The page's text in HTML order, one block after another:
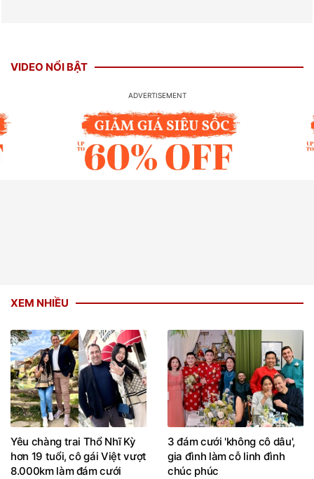
VIDEO NỔI BẬT
XEM NHIỀU
Yêu chàng trai Thổ Nhĩ Kỳ
hơn 19 tuổi, cô gái Việt vượt
8.000km làm đám cưới
3 đám cưới 'không cô dâu',
gia đình làm cỗ linh đình
chúc phúc